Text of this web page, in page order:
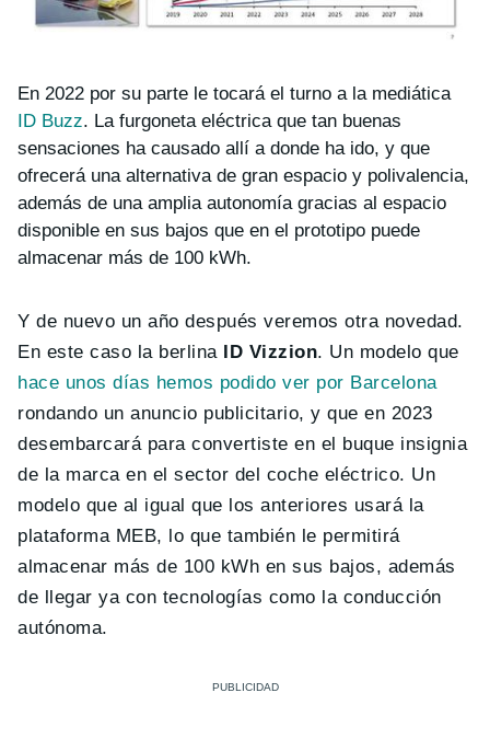
En 2022 por su parte le tocará el turno a la mediática
ID Buzz. La furgoneta eléctrica que tan buenas
sensaciones ha causado allí a donde ha ido, y que
ofrecerá una alternativa de gran espacio y polivalencia,
además de una amplia autonomía gracias al espacio
disponible en sus bajos que en el prototipo puede
almacenar más de 100 kWh.
Y de nuevo un año después veremos otra novedad.
En este caso la berlina ID Vizzion. Un modelo que
hace unos días hemos podido ver por Barcelona
rondando un anuncio publicitario, y que en 2023
desembarcará para convertiste en el buque insignia
de la marca en el sector del coche eléctrico. Un
modelo que al igual que los anteriores usará la
plataforma MEB, lo que también le permitirá
almacenar más de 100 kWh en sus bajos, además
de llegar ya con tecnologías como la conducción
autónoma.